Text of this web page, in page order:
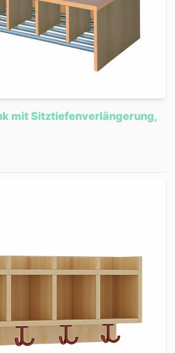
mit Sitztiefenverlängerung,